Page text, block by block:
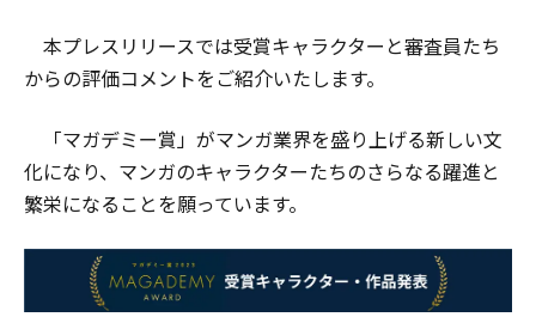
本プレスリリースでは受賞キャラクターと審査員たち
からの評価コメントをご紹介いたします。
「マガデミー賞」がマンガ業界を盛り上げる新しい文
化になり、マンガのキャラクターたちのさらなる躍進と
繁栄になることを願っています。